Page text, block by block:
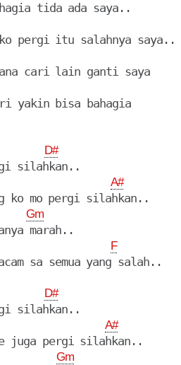
pergi sudah sana cari lain ganti saya
yakin bisa bahagia
D#
silahkan..
A#
ko mo pergi silahkan..
Gm
marah..
F
sa semua yang salah..
D#
silahkan..
A#
juga pergi silahkan..
Gm